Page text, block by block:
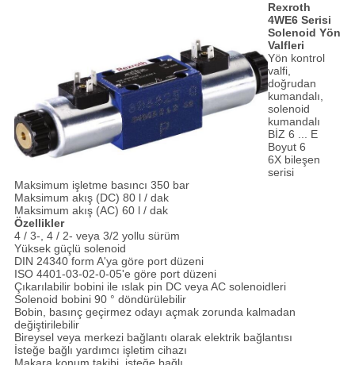
Rexroth
4WE6 Serisi
Solenoid Yön
Valfleri
Yön kontrol
valfi,
doğrudan
kumandalı,
solenoid
kumandalı
BİZ 6 ... E
Boyut 6
6X bileşen
serisi
Maksimum işletme basıncı 350 bar
Maksimum akış (DC) 80 l / dak
Maksimum akış (AC) 60 l / dak
Özellikler
4 / 3-, 4 / 2- veya 3/2 yollu sürüm
Yüksek güçlü solenoid
DIN 24340 form A'ya göre port düzeni
ISO 4401-03-02-0-05'e göre port düzeni
Çıkarılabilir bobini ile ıslak pin DC veya AC solenoidleri
Solenoid bobini 90 ° döndürülebilir
Bobin, basınç geçirmez odayı açmak zorunda kalmadan
değiştirilebilir
Bireysel veya merkezi bağlantı olarak elektrik bağlantısı
İsteğe bağlı yardımcı işletim cihazı